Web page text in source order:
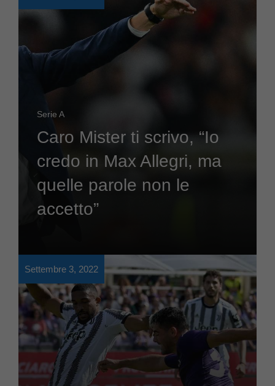
Serie A
Caro Mister ti scrivo, “Io
credo in Max Allegri, ma
quelle parole non le
accetto”
Settembre 3, 2022